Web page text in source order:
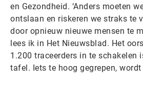
en Gezondheid. ‘Anders moeten
ontslaan en riskeren we straks te
door opnieuw nieuwe mensen te
lees ik in Het Nieuwsblad. Het
1.200 traceerders in te schakelen
tafel. Iets te hoog gegrepen, wordt